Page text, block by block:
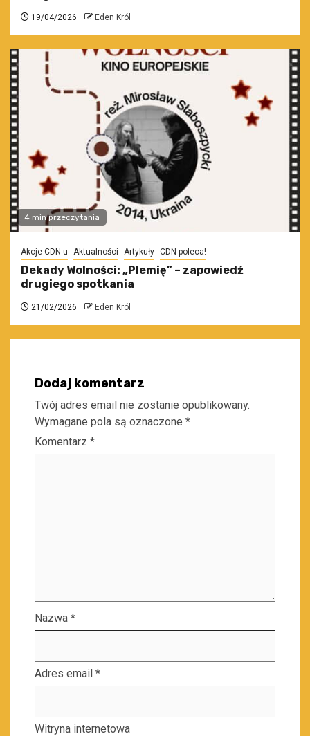
19/04/2026 Eden Król
4 min przeczytania
Akcje CDN-u Aktualności Artykuły CDN poleca!
Dekady Wolności: „Plemię” – zapowiedź
drugiego spotkania
21/02/2026 Eden Król
Dodaj komentarz
Twój adres email nie zostanie opublikowany.
Wymagane pola są oznaczone *
Komentarz *
Nazwa *
Adres email *
Witryna internetowa